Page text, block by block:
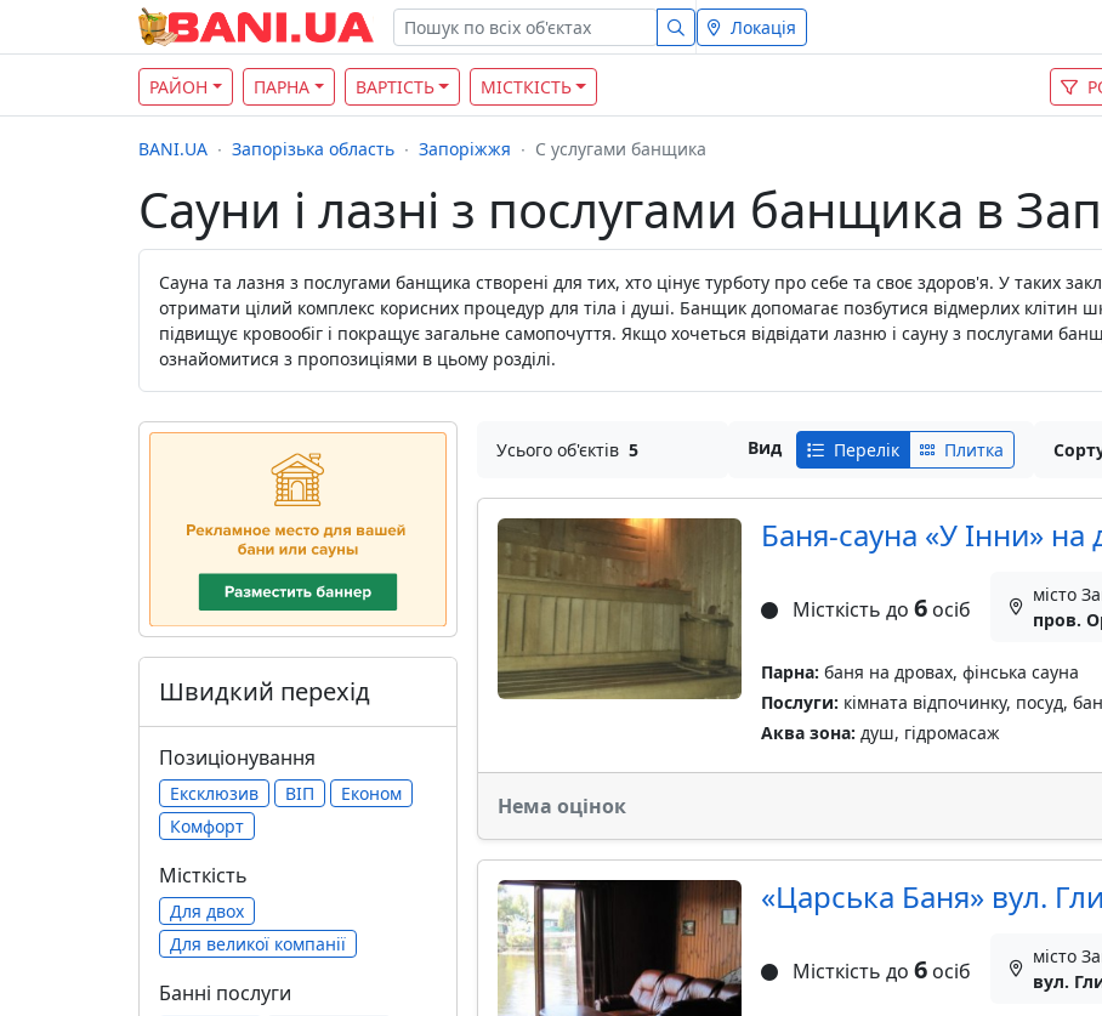
Локація
РАЙОН ПАРНА ВАРТІСТЬ МІСТКІСТЬ
BANI.UA Запорізька область Запоріжжя С услугами банщика
Сауни і лазні з послугами банщика в
Сауна та лазня з послугами банщика створені для тих, хто цінує турботу про себе та своє здоров'я. У таких
отримати цілий комплекс корисних процедур для тіла і душі. Банщик допомагає позбутися відмерлих клітин
підвищує кровообіг і покращує загальне самопочуття. Якщо хочеться відвідати лазню і сауну з послугами
ознайомитися з пропозиціями в цьому розділі.
Усього об'єктів 5 Вид Перелік Плитка
Баня-сауна «У Інни» на
Місткість до 6осіб
місто
пров.
Парна: баня на дровах, фінська сауна
Послуги: кімната відпочинку, посуд,
Аква зона: душ, гідромасаж
Нема оцінок
«Царська Баня» вул.
Місткість до 6осіб
місто
вул.
Швидкий перехід
Позиціонування
Ексклюзив ВІП
Економ
Комфорт
Місткість
Для двох
Для великої компанії
Банні послуги